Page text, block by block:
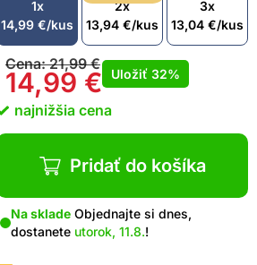
1x
14,99 €/kus
2x
13,94 €/kus
3x
13,04 €/kus
Cena:21,99€
14,99 € Uložiť 32%
najnižšia cena
Pridať do košíka
Na sklade Objednajte si dnes,
dostanete utorok, 11.8.!